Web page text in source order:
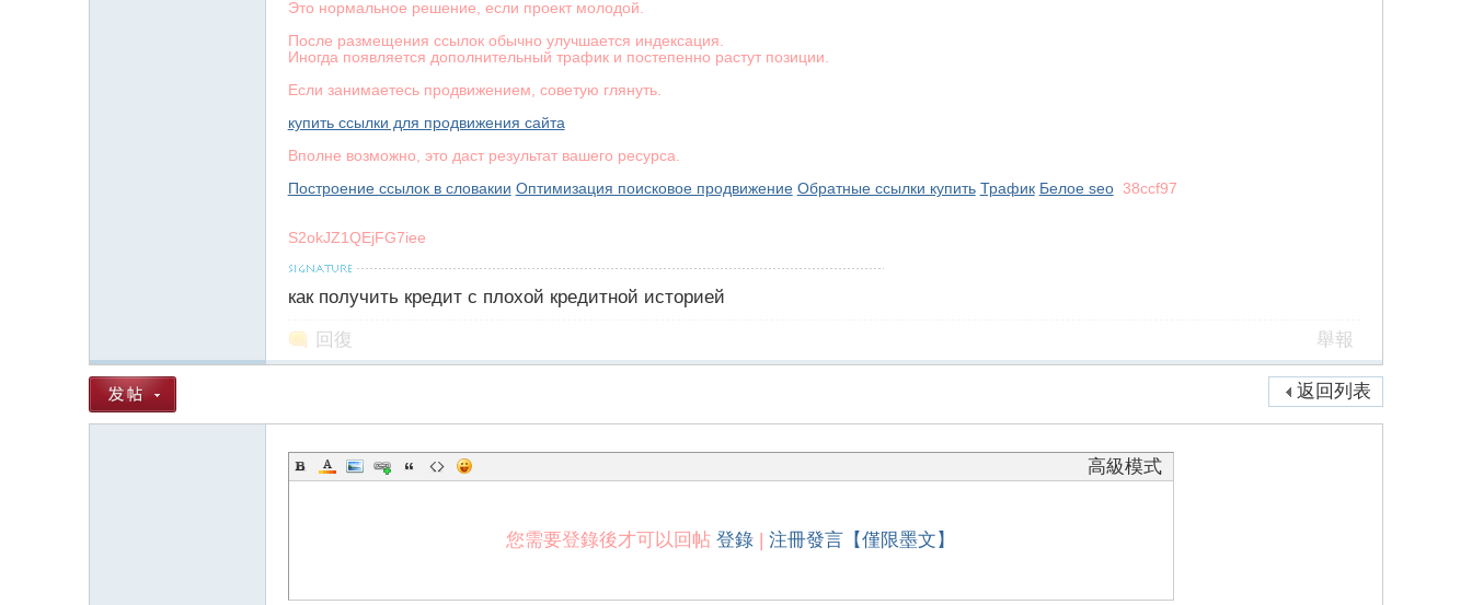
-
Это нормальное решение, если проект молодой.
После размещения ссылок обычно улучшается индексация.
Иногда появляется дополнительный трафик и постепенно растут позиции.
Если занимаетесь продвижением, советую глянуть.
купить ссылки для продвижения сайта
Вполне возможно, это даст результат вашего ресурса.
Построение ссылок в словакии Оптимизация поисковое продвижение Обратные ссылки купить Трафик Белое seo38ccf97
S2okJZ1QEjFG7iee
как получить кредит с плохой кредитной историей
回復 舉報
返回列表
高級模式
您需要登錄後才可以回帖登錄 |注冊發言【僅限墨文】